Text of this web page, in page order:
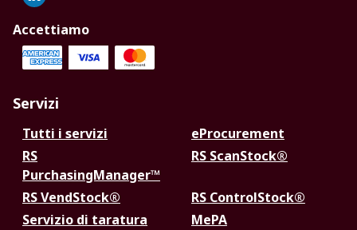
Accettiamo
Servizi
Tutti i servizi
eProcurement
RS
PurchasingManager™
RS ScanStock®
RS VendStock®
RS ControlStock®
Servizio di taratura
MePA